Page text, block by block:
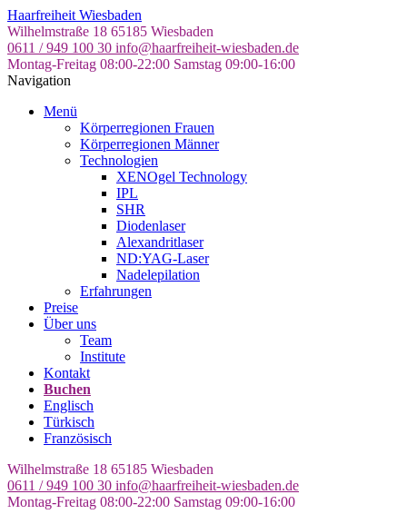
Skip
to
the
content
Haarfreiheit Wiesbaden
Wilhelmstraße 18 65185 Wiesbaden
0611 / 949 100 30 info@haarfreiheit-wiesbaden.de
Montag-Freitag 08:00-22:00 Samstag 09:00-16:00
Navigation
Menü
Körperregionen Frauen
Körperregionen Männer
Technologien
XENOgel Technology
IPL
SHR
Diodenlaser
Alexandritlaser
ND:YAG-Laser
Nadelepilation
Erfahrungen
Preise
Über uns
Team
Institute
Kontakt
Buchen
Englisch
Türkisch
Französisch
Wilhelmstraße 18 65185 Wiesbaden
0611 / 949 100 30 info@haarfreiheit-wiesbaden.de
Montag-Freitag 08:00-22:00 Samstag 09:00-16:00